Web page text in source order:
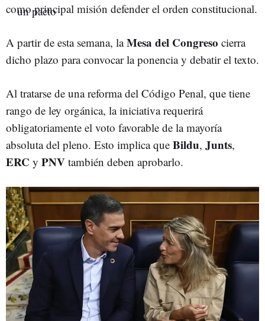
como principal misión defender el orden constitucional.
A partir de esta semana, laMesa del Congreso cierra
dicho plazo para convocar la ponencia y debatir el texto.
Al tratarse de una reforma del Código Penal, que tiene
rango de ley orgánica, la iniciativa requerirá
obligatoriamente el voto favorable de la mayoría
absoluta del pleno. Esto implica que Bildu, Junts,
ERC y PNV también deben aprobarlo.